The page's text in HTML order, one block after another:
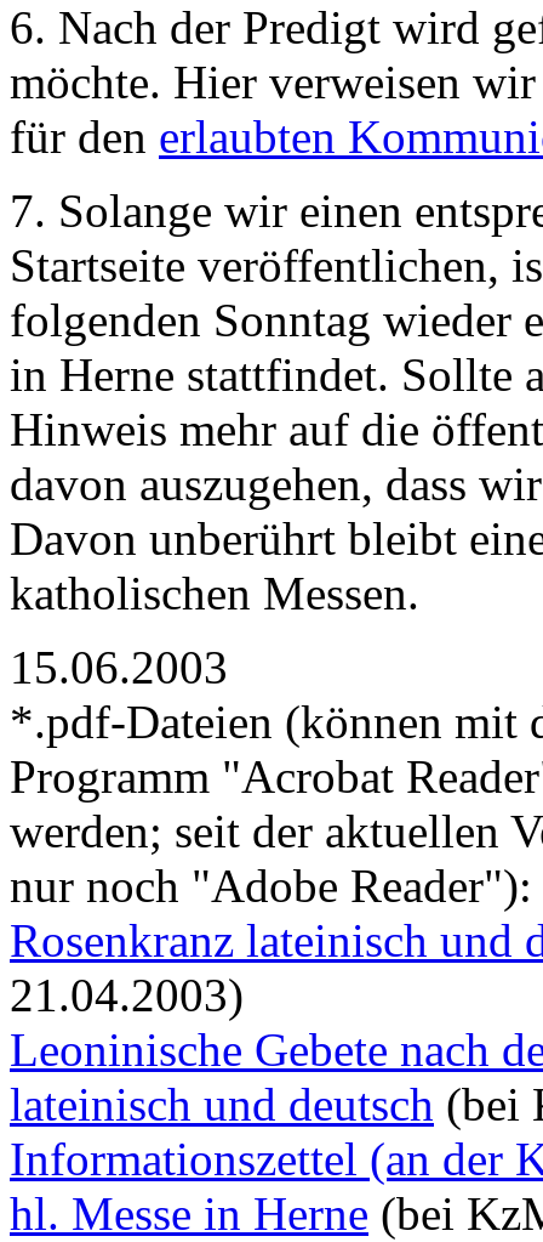
6. Nach der Predigt wird
möchte. Hier verweisen
für den erlaubten
7. Solange wir einen
Startseite veröffentlichen,
folgenden Sonntag wieder
in Herne stattfindet. Sollte
Hinweis mehr auf die
davon auszugehen, dass
Davon unberührt bleibt
katholischen Messen.
15.06.2003
*.pdf-Dateien (können mit
Programm "Acrobat
werden; seit der aktuellen
nur noch "Adobe Reader"):
Rosenkranz lateinisch und
21.04.2003)
Leoninische Gebete nach
lateinisch und deutsch (bei
Informationszettel (an der
hl. Messe in Herne (bei